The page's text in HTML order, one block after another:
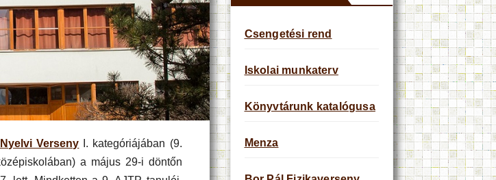
Verseny I. kategóriájában (9.
a május 29-i döntőn
Csengetési rend
Iskolai munkaterv
Könyvtárunk katalógusa
Menza